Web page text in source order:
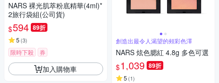
NARS 裸光肌萃粉底精華(4ml)*
2旅行袋組(公司貨)
$594 89折
5 (3)
限時下殺 券
加入購物車
創造出最令人渴望的頰彩色澤
NARS 炫色腮紅 4.8g 多色可選
$1,039 89折
5 (1)